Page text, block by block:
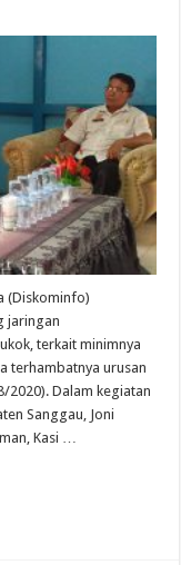
(Diskominfo)
jaringan
terkait minimnya
terhambatnya urusan
2020). Dalam kegiatan
Sanggau, Joni
Kasi …